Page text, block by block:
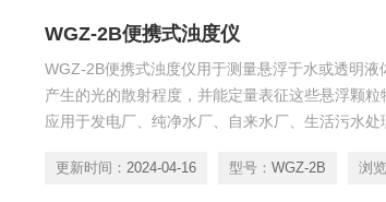
WGZ-2B便携式浊度仪
WGZ-2B便携式浊度仪用于测量悬浮于水或透明液
产生的光的散射程度，并能定量表征这些悬浮颗粒
应用于发电厂、纯净水厂、自来水厂、生活污水
量。
更新时间： 2024-04-16 型号： WGZ-2B 浏